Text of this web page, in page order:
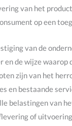
van het
op een
van de
en de wijze
zijn van het
en bestaande
belastingen van
of